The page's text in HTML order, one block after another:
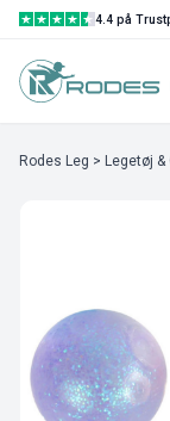
4.4 på
Rodes Leg > Legetøj &